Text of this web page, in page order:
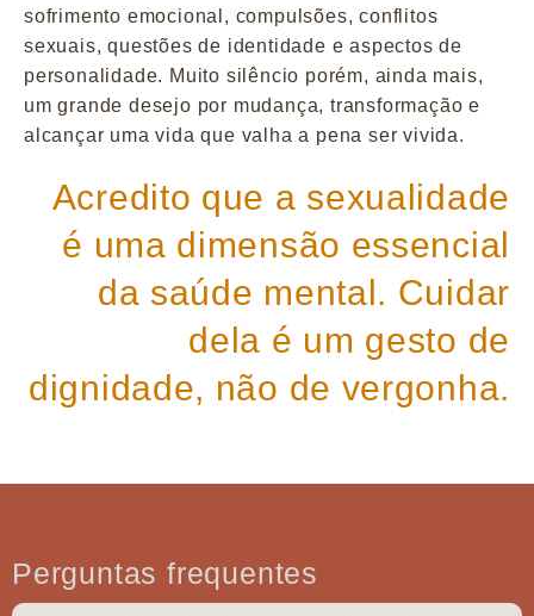
sofrimento emocional, compulsões, conflitos
sexuais, questões de identidade e aspectos de
personalidade. Muito silêncio porém, ainda mais,
um grande desejo por mudança, transformação e
alcançar uma vida que valha a pena ser vivida.
Acredito que a sexualidade
é uma dimensão essencial
da saúde mental. Cuidar
dela é um gesto de
dignidade, não de vergonha.
Perguntas frequentes